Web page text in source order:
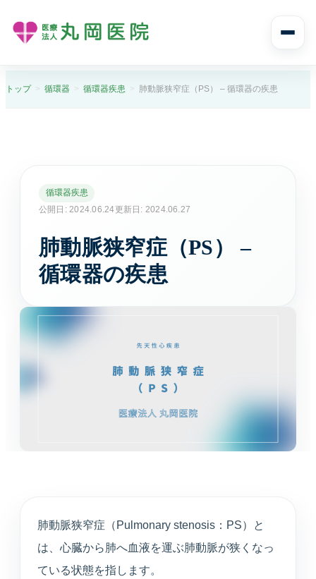
診療案内
消化器内科
胃痛や腹痛、逆流性食道炎など消化器症状に対応し
ます。
循環器内科
高血圧や不整脈、動悸など循環器症状を診療しま
月経や更年期など女性特有のお悩みに寄り添いま
心療内科
不安や不眠、ストレスと身体症状を総合的に診ま
す。
トップ 循環器 循環器疾患 肺動脈狭窄症（PS） – 循環器の疾患
循環器疾患
公開日: 2024.06.24更新日: 2024.06.27
肺動脈狭窄症（PS） –
循環器の疾患
肺動脈狭窄症（Pulmonary stenosis：PS）と
は、心臓から肺へ血液を運ぶ肺動脈が狭くなっ
ている状態を指します。